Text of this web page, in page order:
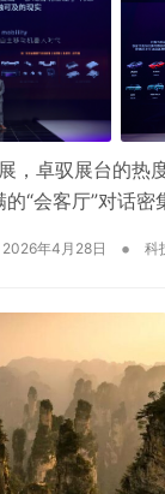
，卓驭展台的热
“会客厅”对话
一侧，一台重卡
恰揭示了某种底
2026年4月28日 • 科